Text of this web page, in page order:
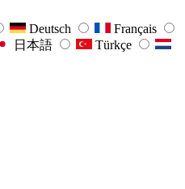
Deutsch
Français
日本語
Türkçe